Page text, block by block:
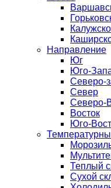
Направление
Юг
Юго-
Северо-
Север
Северо-
Восток
Юго-
Теплый
Сухой